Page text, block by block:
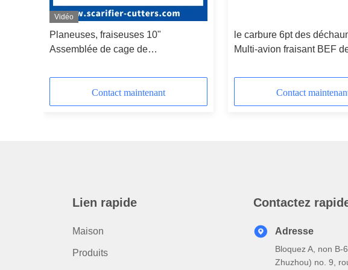
Vidéo
Planeuses, fraiseuses 10"
Assemblée de cage de
Scanmaskin Ferox 260 (tambour)
Contact maintenant
le carbure 6pt des
Multi-avion fraisant BEF
tambours planification
Contact
Lien rapide
Maison
Produits
Contactez
Adresse
Bloquez A, non B-
Zhuzhou) no. 9,